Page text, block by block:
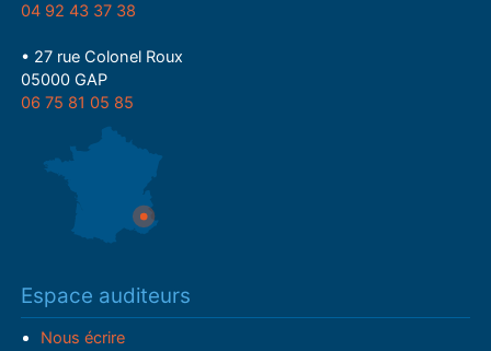
04 92 43 37 38
• 27 rue Colonel Roux
05000 GAP
06 75 81 05 85
Espace auditeurs
Nous écrire